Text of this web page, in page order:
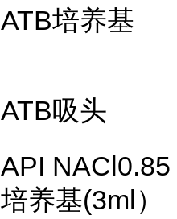
ATB培养基
ATB吸头
API NACl0.85
培养基(3ml）